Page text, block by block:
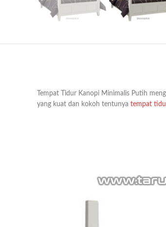
Tempat Tidur Kanopi Minimalis Putih
yang kuat dan kokoh tentunya tempat